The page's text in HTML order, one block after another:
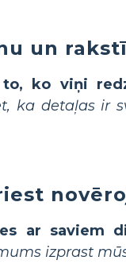
un
to, ko viņi
ka detaļas ir
ar saviem
izprast